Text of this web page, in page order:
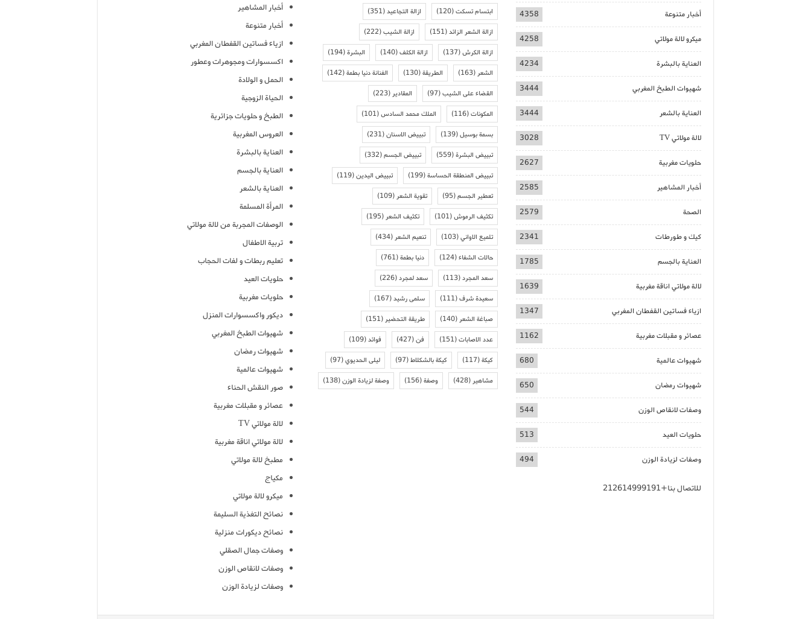
أخبار متنوعة 4358
ميكرو لالة مولاتي 4258
العناية بالبشرة 4234
شهيوات الطبخ المغربي 3444
العناية بالشعر 3444
لالة مولاتي TV 3028
حلويات مغربية 2627
أخبار المشاهير 2585
الصحة 2579
كيك و طورطات 2341
العناية بالجسم 1785
لالة مولاتي اناقة مغربية 1639
ازياء فساتين القفطان المغربي 1347
عصائر و مقبلات مغربية 1162
شهيوات عالمية 680
شهيوات رمضان 650
وصفات لانقاص الوزن 544
حلويات العيد 513
وصفات لزيادة الوزن 494
للاتصال بنا+212614999191
ابتسام تسكت(120) ازالة التجاعيد(351)
ازالة الشعر الزائد(151) ازالة الشيب(222)
ازالة الكرش(137) ازالة الكلف(140) البشرة(194)
الشعر(163) الطريقة(130) الفنانة دنيا بطمة(142)
القضاء على الشيب(97) المقادير(223)
المكونات(116) الملك محمد السادس(101)
بسمة بوسيل(139) تبييض الاسنان(231)
تبييض البشرة(559) تبييض الجسم(332)
تبييض المنطقة الحساسة(199) تبييض اليدين(119)
تعطير الجسم(95) تقوية الشعر(109)
تكثيف الرموش(101) تكثيف الشعر(195)
تلميع الاواني(103) تنعيم الشعر(434)
حالات الشفاء(124) دنيا بطمة(761)
سعد المجرد(113) سعد لمجرد(226)
سعيدة شرف(111) سلمى رشيد(167)
صباغة الشعر(140) طريقة التحضير(151)
عدد الاصابات(151) فن(427) فوائد(109)
كيكة(117) كيكة بالشكلاط(97) ليلى الحديوي(97)
مشاهير(428) وصفة(156) وصفة لزيادة الوزن(138)
أخبار المشاهير
أخبار متنوعة
ازياء فساتين القفطان المغربي
اكسسوارات ومجوهرات وعطور
الحمل و الولادة
الحياة الزوجية
الطبخ و حلويات جزائرية
العروس المغربية
العناية بالبشرة
العناية بالجسم
العناية بالشعر
المرأة المسلمة
الوصفات المجربة من لالة مولاتي
تربية الاطفال
تعليم ربطات و لفات الحجاب
حلويات العيد
حلويات مغربية
ديكور واكسسوارات المنزل
شهيوات الطبخ المغربي
شهيوات رمضان
شهيوات عالمية
صور النقش الحناء
عصائر و مقبلات مغربية
لالة مولاتي TV
لالة مولاتي اناقة مغربية
مطبخ لالة مولاتي
مكياج
ميكرو لالة مولاتي
نصائح التغذية السليمة
نصائح ديكورات منزلية
وصفات جمال الصقلي
وصفات لانقاص الوزن
وصفات لزيادة الوزن